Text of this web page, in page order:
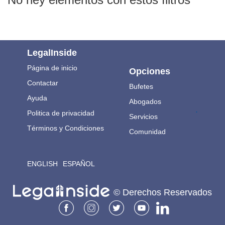
LegalInside
Página de inicio
Contactar
Ayuda
Politica de privacidad
Términos y Condiciones
ENGLISH ESPAÑOL
Opciones
Bufetes
Abogados
Servicios
Comunidad
.
© Derechos Reservados